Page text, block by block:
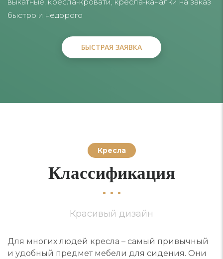
быстро и недорого
БЫСТРАЯ ЗАЯВКА
БЫСТРАЯ ЗАЯВКА
Кресла
Классификация
Красивый дизайн
Для многих людей кресла – самый привычный
и удобный предмет мебели для сидения. Они